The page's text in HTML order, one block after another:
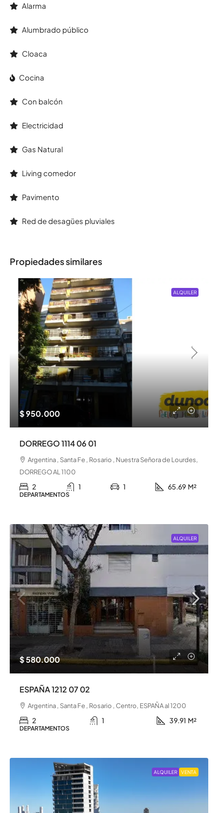
Alarma
Alumbrado público
Cloaca
Cocina
Con balcón
Electricidad
Gas Natural
Living comedor
Pavimento
Red de desagües pluviales
Propiedades similares
ALQUILER
$ 950.000
DORREGO 1114 06 01
Argentina , Santa Fe , Rosario , Nuestra Señora de Lourdes,
DORREGO AL 1100
2 1 1 65.69 M²
DEPARTAMENTOS
ALQUILER
$ 580.000
ESPAÑA 1212 07 02
Argentina , Santa Fe , Rosario , Centro, ESPAÑA al 1200
2 1 39.91 M²
DEPARTAMENTOS
ALQUILER VENTA